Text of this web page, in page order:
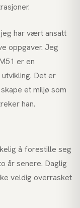
har vært ansatt
oppgaver. Jeg
er en
Det er
et miljø som
han.
å forestille seg
år senere. Daglig
veldig overrasket